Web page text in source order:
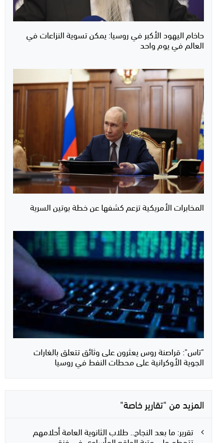
حاخام اليهود الأكبر في روسيا: يمكن تسوية النزاعات في
العالم في يوم واحد
المخابرات الأمريكية تزعم كشفها عن خطة بوتين السرية
"تاس": قراصنة روس يعثرون على وثائق تتعلق بالغارات
الجوية الأوكرانية على محطات النفط في روسيا
المزيد من "تقارير خاصة"
تقرير: ما بعد النجاح.. طلاب الثانوية العامة أحلامهم